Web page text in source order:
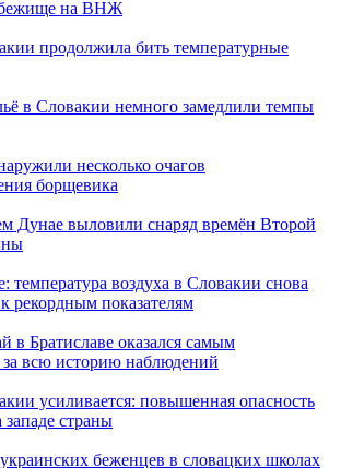
на ВНЖ
продолжила бить температурные
в Словакии немного замедлили темпы
несколько очагов
борщевика
Дунае выловили снаряд времён Второй
температура воздуха в Словакии снова
рекордным показателям
в Братиславе оказался самым
всю историю наблюдений
усиливается: повышенная опасность
западе страны
беженцев в словацких школах